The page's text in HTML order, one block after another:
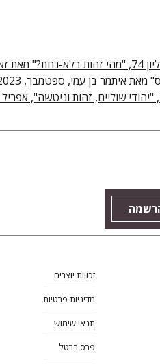
2024
איתמר בן עמי, ספטמבר, 2023
, "יהודי שוליים, זהות וניטשה", אפריל 2023
זכויות יוצרים
מדיניות פרטיות
תנאי שימוש
פרס ברטל